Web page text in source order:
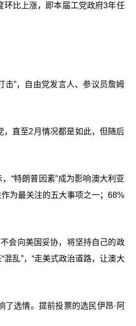
环比上涨，即本届工党政府3年任
击”，自由党发言人、参议员詹姆
直至2月情况都是如此，但随后
“特朗普因素”成为影响澳大利亚
为最关注的五大事项之一；68%
会向美国妥协，将坚持自己的政
乱”，“走美式政治道路，让澳大
选情。提前投票的选民伊昂·阿